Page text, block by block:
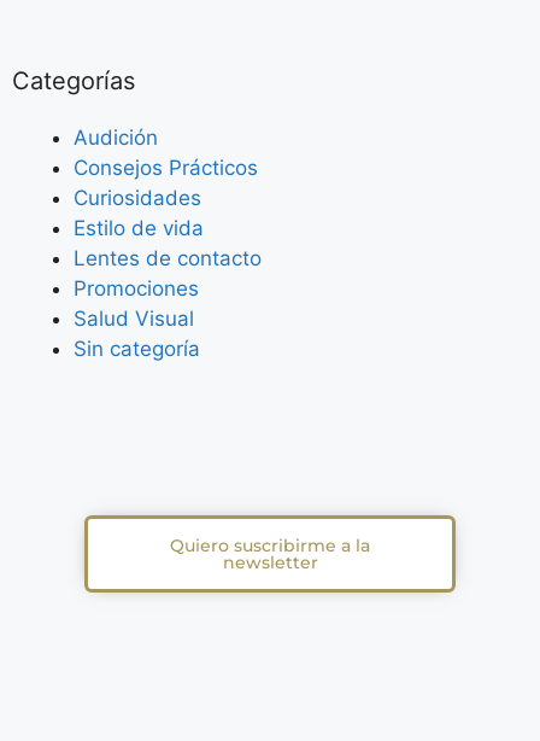
Categorías
Audición
Consejos Prácticos
Curiosidades
Estilo de vida
Lentes de contacto
Promociones
Salud Visual
Sin categoría
Quiero suscribirme a la
newsletter